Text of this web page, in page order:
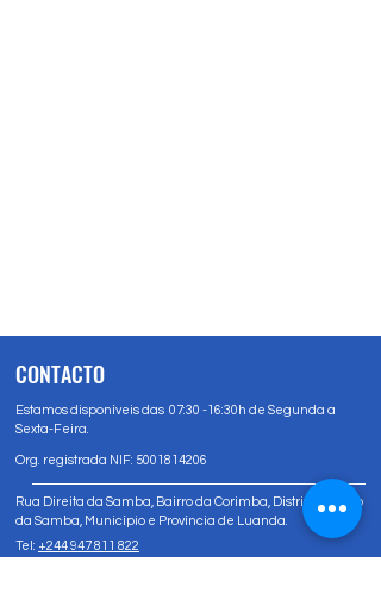
CONTACTO
Estamos disponíveis das 07:30 -16:30h de Segunda a
Sexta-Feira.
Org. registrada NIF: 5001814206
Rua Direita da Samba, Bairro da Corimba, Distrito Urbano
da Samba, Município e Província de Luanda.
Tel: +244 947 811 822